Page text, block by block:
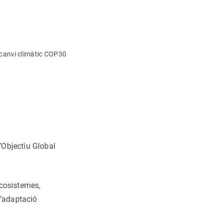
climàtic COP30
Global